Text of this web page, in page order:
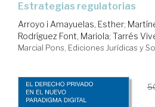
estrategias regulatorias
Arroyo i Amayuelas, Esther;
Rodríguez Font, Mariola; Tarrés
Marcial Pons, Ediciones Jurídicas y